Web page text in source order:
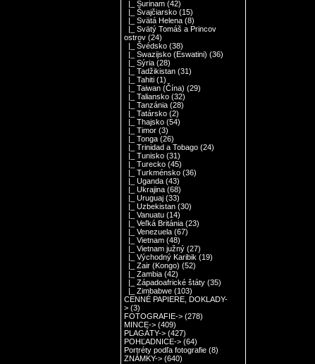
|_ Surinam (42)
|_ Švajčiarsko (15)
|_ Svätá Helena (8)
|_ Svätý Tomáš a Princov
ostrov (24)
|_ Švédsko (38)
|_ Swazijsko (Eswatini) (36)
|_ Sýria (28)
|_ Tadžikistan (31)
|_ Tahiti (1)
|_ Taiwan (Čína) (29)
|_ Taliansko (32)
|_ Tanzánia (28)
|_ Tatársko (2)
|_ Thajsko (54)
|_ Timor (3)
|_ Tonga (26)
|_ Trinidad a Tobago (24)
|_ Tunisko (31)
|_ Turecko (45)
|_ Turkménsko (36)
|_ Uganda (43)
|_ Ukrajina (68)
|_ Uruguaj (33)
|_ Uzbekistan (30)
|_ Vanuatu (14)
|_ Veľká Británia (23)
|_ Venezuela (67)
|_ Vietnam (48)
|_ Vietnam južný (27)
|_ Východný Karibik (19)
|_ Zair (Kongo) (52)
|_ Zambia (42)
|_ Západoafrické štáty (35)
|_ Zimbabwe (103)
CENNÉ PAPIERE, DOKLADY-
> (3)
FOTOGRAFIE-> (278)
MINCE-> (409)
PLAGÁTY-> (427)
POHĽADNICE-> (64)
Portréty podľa fotografie (8)
ZNÁMKY-> (640)